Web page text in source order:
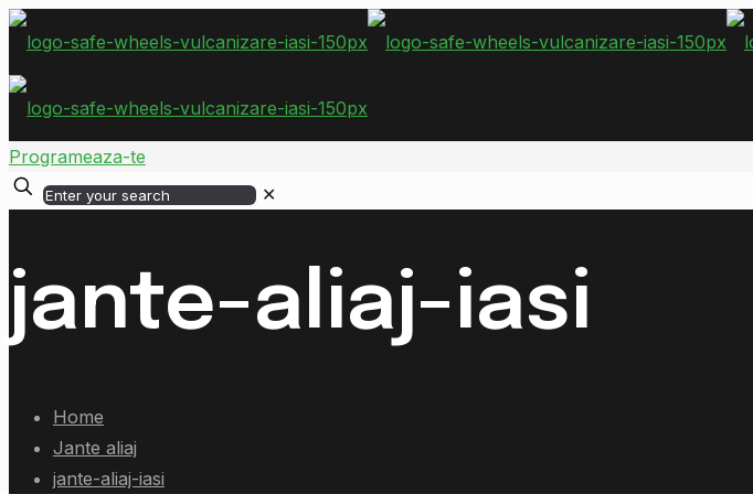
Programeaza-te
✕
jante-aliaj-iasi
Home
Jante aliaj
jante-aliaj-iasi